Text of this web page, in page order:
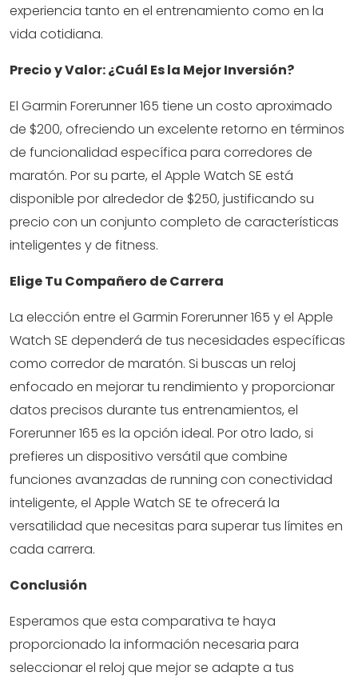
experiencia tanto en el entrenamiento como en la
vida cotidiana.
Precio y Valor: ¿Cuál Es la Mejor Inversión?
El Garmin Forerunner 165 tiene un costo aproximado
de $200, ofreciendo un excelente retorno en términos
de funcionalidad específica para corredores de
maratón. Por su parte, el Apple Watch SE está
disponible por alrededor de $250, justificando su
precio con un conjunto completo de características
inteligentes y de fitness.
Elige Tu Compañero de Carrera
La elección entre el Garmin Forerunner 165 y el Apple
Watch SE dependerá de tus necesidades específicas
como corredor de maratón. Si buscas un reloj
enfocado en mejorar tu rendimiento y proporcionar
datos precisos durante tus entrenamientos, el
Forerunner 165 es la opción ideal. Por otro lado, si
prefieres un dispositivo versátil que combine
funciones avanzadas de running con conectividad
inteligente, el Apple Watch SE te ofrecerá la
versatilidad que necesitas para superar tus límites en
cada carrera.
Conclusión
Esperamos que esta comparativa te haya
proporcionado la información necesaria para
seleccionar el reloj que mejor se adapte a tus